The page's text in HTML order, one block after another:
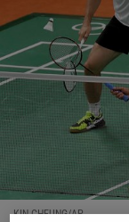
KIN CHEUNG/AP